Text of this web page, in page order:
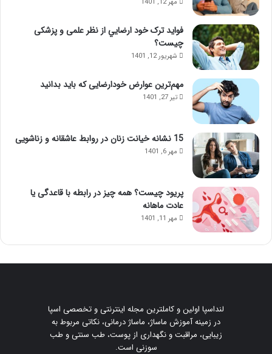
فواید ترک خود ارضايي از نظر علمی و پزشکی
چیست؟
شهریور 12, 1401
مهم‌ترین عوارض خودارضایی که باید بدانید
تیر 27, 1401
15 نشانه خیانت زنان در روابط عاشقانه و زناشویی
مهر 6, 1401
پریود چیست؟ همه چیز در رابطه با قاعدگی یا
عادت ماهانه
مهر 11, 1401
لنداسپا اولین و کاملترین مجله اینترنتی و تخصصی اسپا
در زمینه آموزش ماساژ، ماساژ درمانی، نکاتی مربوط به
زیبایی، مراقبت و نگهداری از پوست، طب سنتی و طب
سوزنی است.